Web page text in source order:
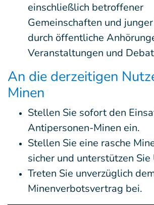
einschließlich betroffener
Gemeinschaften und
durch öffentliche
Veranstaltungen und
An die derzeitigen
Minen
Stellen Sie sofort den
Antipersonen-Minen ein.
Stellen Sie eine rasche
sicher und unterstützen
Treten Sie unverzüglich
Minenverbotsvertrag bei.